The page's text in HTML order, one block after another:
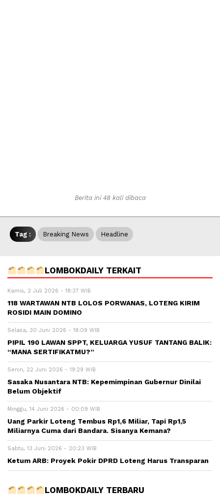
Berita ini 48 kali dibaca
Tag : Breaking News Headline
LOMBOKDAILY TERKAIT
Kamis, 2 Juli 2026 - 18:37 WIB
118 WARTAWAN NTB LOLOS PORWANAS, LOTENG KIRIM
ROSIDI MAIN DOMINO
Selasa, 30 Juni 2026 - 18:09 WIB
PIPIL 190 LAWAN SPPT, KELUARGA YUSUF TANTANG BALIK:
“MANA SERTIFIKATMU?”
Senin, 22 Juni 2026 - 19:29 WIB
Sasaka Nusantara NTB: Kepemimpinan Gubernur Dinilai
Belum Objektif
Minggu, 14 Juni 2026 - 00:09 WIB
Uang Parkir Loteng Tembus Rp1,6 Miliar, Tapi Rp1,5
Miliarnya Cuma dari Bandara. Sisanya Kemana?
Sabtu, 13 Juni 2026 - 20:23 WIB
Ketum ARB: Proyek Pokir DPRD Loteng Harus Transparan
LOMBOKDAILY TERBARU